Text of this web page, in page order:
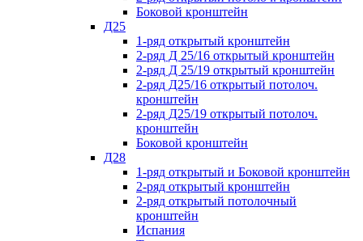
Боковой кронштейн
Д25
1-ряд открытый кронштейн
2-ряд Д 25/16 открытый кронштейн
2-ряд Д 25/19 открытый кронштейн
2-ряд Д25/16 открытый потолоч.
кронштейн
2-ряд Д25/19 открытый потолоч.
кронштейн
Боковой кронштейн
Д28
1-ряд открытый и Боковой кронштейн
2-ряд открытый кронштейн
2-ряд открытый потолочный
кронштейн
Испания